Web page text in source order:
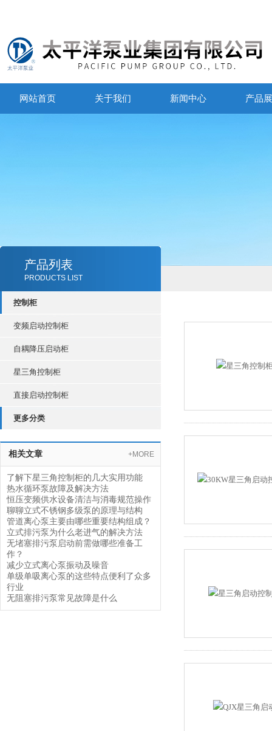
网站首页 关于我们 新闻中心 产品
产品列表
PRODUCTS LIST
控制柜
变频启动控制柜
自耦降压启动柜
星三角控制柜
直接启动控制柜
更多分类
相关文章 +MORE
了解下星三角控制柜的几大实用功能
热水循环泵故障及解决方法
恒压变频供水设备清洁与消毒规范操作
聊聊立式不锈钢多级泵的原理与结构
管道离心泵主要由哪些重要结构组成？
立式排污泵为什么老进气的解决方法
无堵塞排污泵启动前需做哪些准备工
作？
减少立式离心泵振动及噪音
单级单吸离心泵的这些特点便利了众多
行业
无阻塞排污泵常见故障是什么